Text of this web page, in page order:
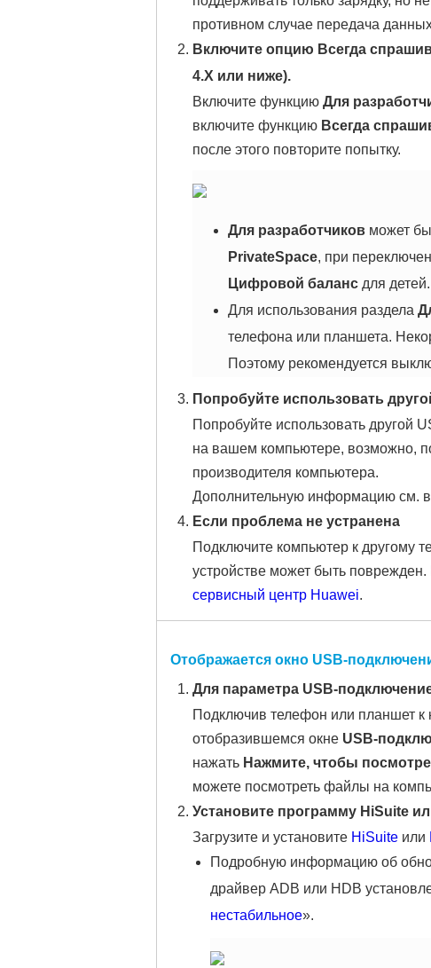
противном случае передача
Включите опцию Всегда
4.X или ниже).
Включите функцию Для
включите функцию Всегда
после этого повторите попытку.
Для разработчиковможет
PrivateSpace, при
Цифровой балансдля детей.
Для использования раздела
телефона или планшета.
Поэтому рекомендуется
Попробуйте использовать
Попробуйте использовать другой
на вашем компьютере, возможно,
производителя компьютера.
Дополнительную информацию см. в
Если проблема не устранена
Подключите компьютер к другому
устройстве может быть
сервисный центр Huawei.
Отображается окно USB-
Для параметра USB-
Подключив телефон или планшет к
отобразившемся окне USB-
нажать Нажмите, чтобы
можете посмотреть файлы на
Установите программу HiSuite
Загрузите и установите HiSuiteили
Подробную информацию об
драйвер ADB или HDB
нестабильное».